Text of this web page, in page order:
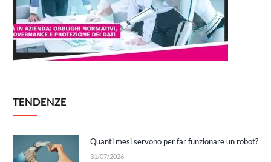
TENDENZE
Quanti mesi servono per far funzionare un robot?
31/07/2026